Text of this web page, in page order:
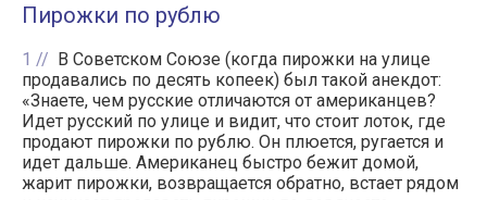
Пирожки по рублю
1
В Советском Союзе (когда пирожки на улице
продавались по десять копеек) был такой анекдот:
«Знаете, чем русские отличаются от американцев?
Идет русский по улице и видит, что стоит лоток, где
продают пирожки по рублю. Он плюется, ругается и
идет дальше. Американец быстро бежит домой,
жарит пирожки, возвращается обратно, встает рядом